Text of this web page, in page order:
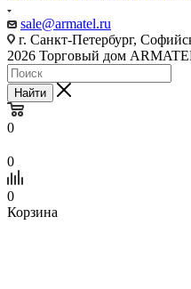
sale@armatel.ru
г. Санкт-Петербург,
2026 Торговый дом
Найти
0
0
0
Корзина